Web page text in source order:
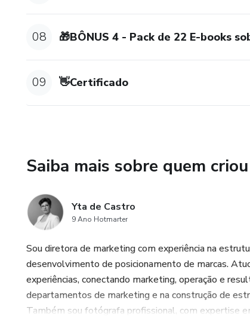
08 🎁BÔNUS 4 - Pack de 22 E-books
09 👋Certificado
Saiba mais sobre quem
Yta de Castro
9 Ano Hotmarter
Sou diretora de marketing com experiência na
desenvolvimento de posicionamento de marcas.
experiências, conectando marketing, operação e
departamentos de marketing e na construção de
Também sou fotógrafa profissional, com expertise